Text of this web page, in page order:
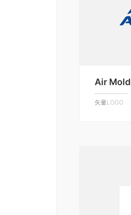
Air
矢量LOGO